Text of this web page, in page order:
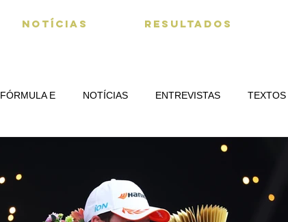
NOTÍCIAS RESULTADOS
FÓRMULA E NOTÍCIAS ENTREVISTAS TEXTOS